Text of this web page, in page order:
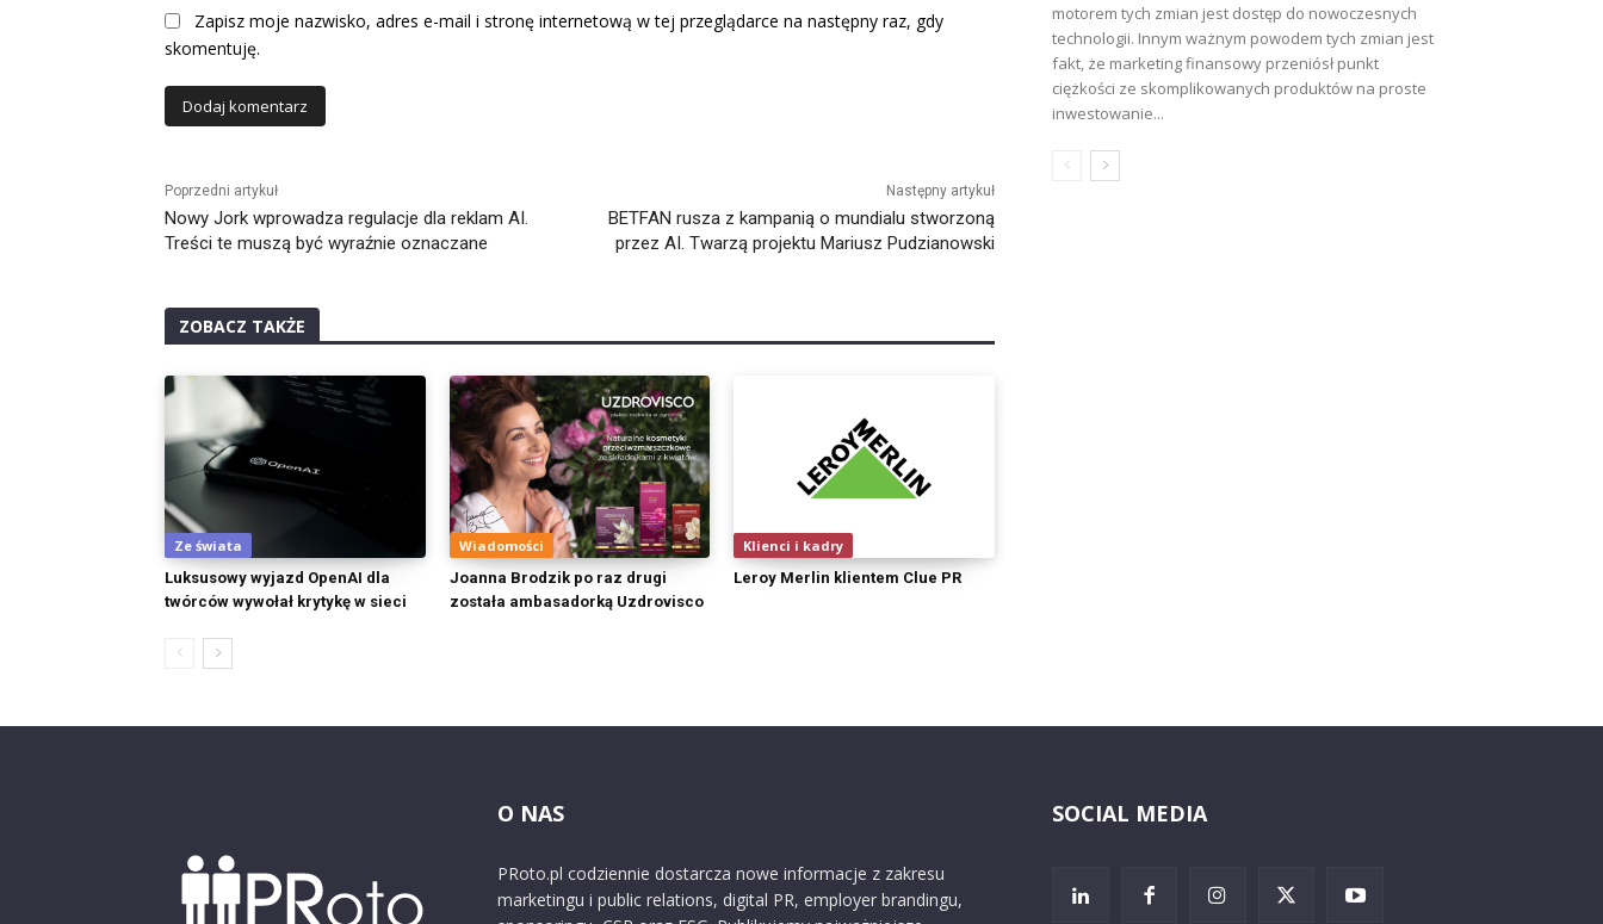
Zapisz moje nazwisko, adres e-mail i stronę internetową w tej przeglądarce na następny raz, gdy
skomentuję.
Poprzedni artykuł
Nowy Jork wprowadza regulacje dla reklam AI.
Treści te muszą być wyraźnie oznaczane
Następny artykuł
BETFAN rusza z kampanią o mundialu stworzoną
przez AI. Twarzą projektu Mariusz Pudzianowski
ZOBACZ TAKŻE
Ze świata
Luksusowy wyjazd OpenAI dla
twórców wywołał krytykę w sieci
Wiadomości
Joanna Brodzik po raz drugi
została ambasadorką Uzdrovisco
Klienci i kadry
Leroy Merlin klientem Clue PR
motorem tych zmian jest dostęp do nowoczesnych
technologii. Innym ważnym powodem tych zmian jest
fakt, że marketing finansowy przeniósł punkt
ciężkości ze skomplikowanych produktów na proste
inwestowanie...
O NAS
PRoto.pl codziennie dostarcza nowe informacje z zakresu
marketingu i public relations, digital PR, employer brandingu,
SOCIAL MEDIA